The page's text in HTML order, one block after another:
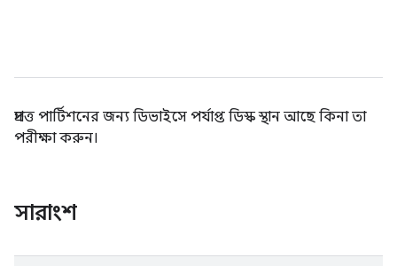
প্রদত্ত পার্টিশনের জন্য ডিভাইসে পর্যাপ্ত ডিস্ক স্থান আছে কিনা তা
পরীক্ষা করুন।
সারাংশ